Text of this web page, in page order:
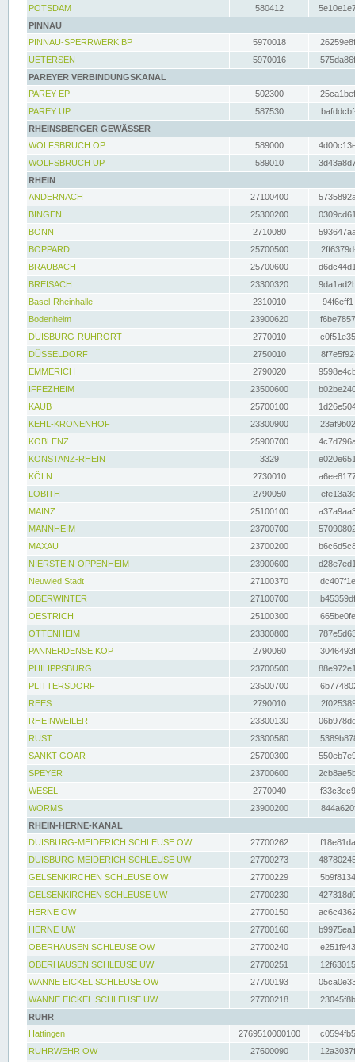
POTSDAM
580412
PINNAU
PINNAU-SPERRWERK BP
5970018
UETERSEN
5970016
PAREYER VERBINDUNGSKANAL
PAREY EP
502300
PAREY UP
587530
RHEINSBERGER GEWÄSSER
WOLFSBRUCH OP
589000
WOLFSBRUCH UP
589010
RHEIN
ANDERNACH
27100400
BINGEN
25300200
BONN
2710080
BOPPARD
25700500
BRAUBACH
25700600
BREISACH
23300320
Basel-Rheinhalle
2310010
Bodenheim
23900620
DUISBURG-RUHRORT
2770010
DÜSSELDORF
2750010
EMMERICH
2790020
IFFEZHEIM
23500600
KAUB
25700100
KEHL-KRONENHOF
23300900
KOBLENZ
25900700
KONSTANZ-RHEIN
3329
KÖLN
2730010
LOBITH
2790050
MAINZ
25100100
MANNHEIM
23700700
MAXAU
23700200
NIERSTEIN-OPPENHEIM
23900600
Neuwied Stadt
27100370
OBERWINTER
27100700
OESTRICH
25100300
OTTENHEIM
23300800
PANNERDENSE KOP
2790060
PHILIPPSBURG
23700500
PLITTERSDORF
23500700
REES
2790010
RHEINWEILER
23300130
RUST
23300580
SANKT GOAR
25700300
SPEYER
23700600
WESEL
2770040
WORMS
23900200
RHEIN-HERNE-KANAL
DUISBURG-MEIDERICH SCHLEUSE OW
27700262
DUISBURG-MEIDERICH SCHLEUSE UW
27700273
GELSENKIRCHEN SCHLEUSE OW
27700229
GELSENKIRCHEN SCHLEUSE UW
27700230
HERNE OW
27700150
HERNE UW
27700160
OBERHAUSEN SCHLEUSE OW
27700240
OBERHAUSEN SCHLEUSE UW
27700251
WANNE EICKEL SCHLEUSE OW
27700193
WANNE EICKEL SCHLEUSE UW
27700218
RUHR
Hattingen
2769510000100
RUHRWEHR OW
27600090